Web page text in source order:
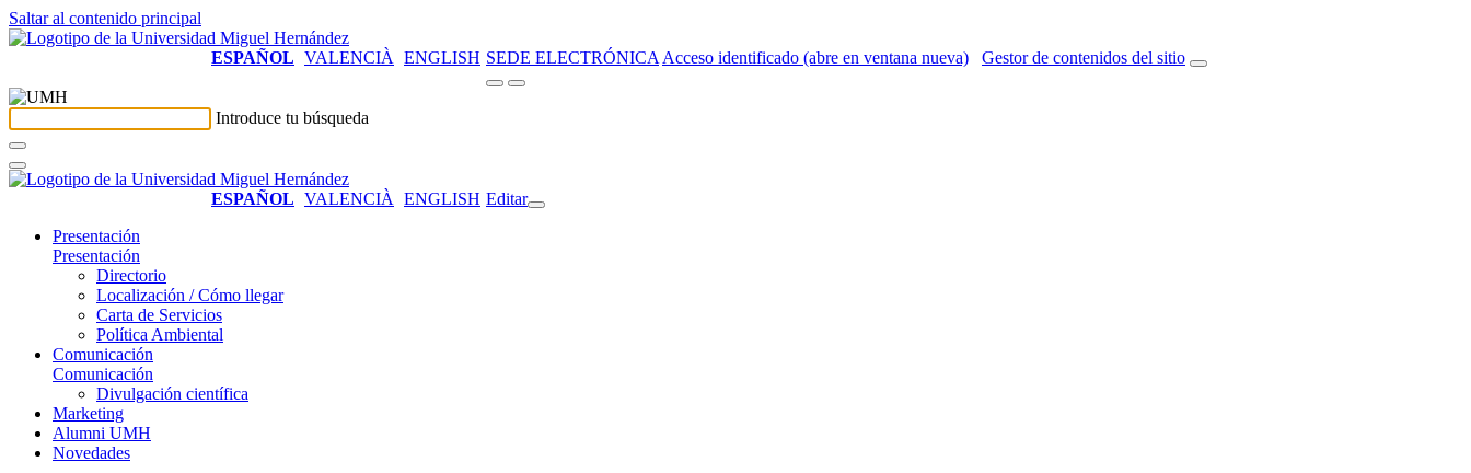
Saltar al contenido principal
ESPAÑOL VALENCIÀ ENGLISH SEDE ELECTRÓNICA Acceso identificado (abre en ventana nueva) Gestor de contenidos del sitio
Introduce tu búsqueda
ESPAÑOL VALENCIÀ ENGLISH Editar
Presentación
Presentación
Directorio
Localización / Cómo llegar
Carta de Servicios
Política Ambiental
Comunicación
Comunicación
Divulgación científica
Marketing
Alumni UMH
Novedades